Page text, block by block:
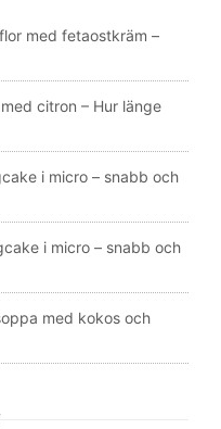
med fetaostkräm –
citron – Hur länge
i micro – snabb och
i micro – snabb och
med kokos och